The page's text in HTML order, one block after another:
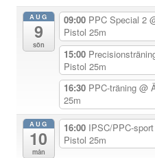
a
AUG
9
sön
09:00 PPC Special 2
Pistol 25m
15:00
Pistol 25m
16:30 PPC-träning @
25m
AUG
10
mån
16:00 IPSC/PPC-sport
Pistol 25m